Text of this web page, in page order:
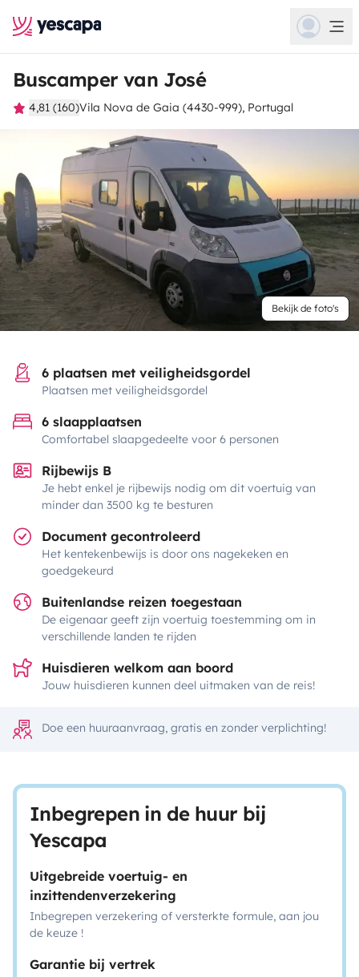
Buscamper van José
4,81 (160)Vila Nova de Gaia (4430-999), Portugal
Bekijk de foto's
6 plaatsen met veiligheidsgordel
Plaatsen met veiligheidsgordel
6 slaapplaatsen
Comfortabel slaapgedeelte voor 6 personen
Rijbewijs B
Je hebt enkel je rijbewijs nodig om dit voertuig van
minder dan 3500 kg te besturen
Document gecontroleerd
Het kentekenbewijs is door ons nagekeken en
goedgekeurd
Buitenlandse reizen toegestaan
De eigenaar geeft zijn voertuig toestemming om in
verschillende landen te rijden
Huisdieren welkom aan boord
Jouw huisdieren kunnen deel uitmaken van de reis!
Doe een huuraanvraag, gratis en zonder verplichting!
Inbegrepen in de huur bij
Yescapa
Uitgebreide voertuig- en
inzittendenverzekering
Inbegrepen verzekering of versterkte formule, aan jou
de keuze !
Garantie bij vertrek